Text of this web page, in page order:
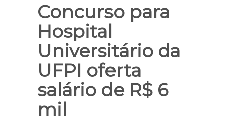
Concurso para
Hospital
Universitário da
UFPI oferta
salário de R$ 6
mil